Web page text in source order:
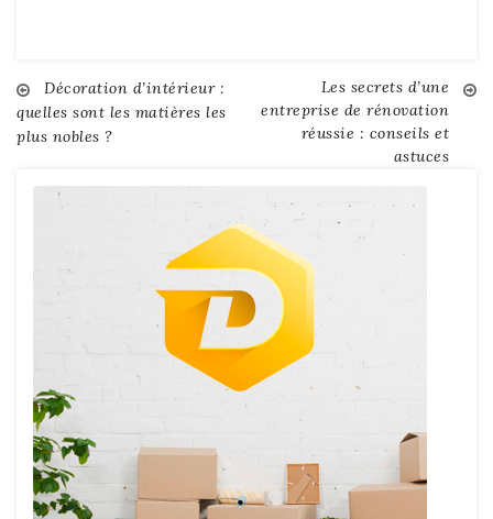
Navigation
de
l’article
Décoration d’intérieur :
quelles sont les matières les
plus nobles ?
Les secrets d’une
entreprise de rénovation
réussie : conseils et
astuces